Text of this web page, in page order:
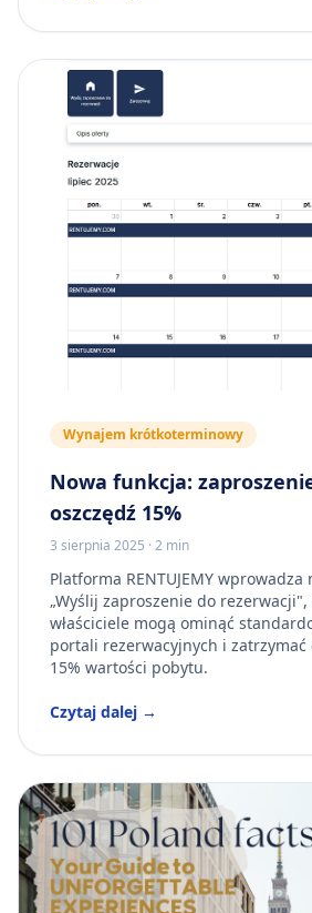
Wynajem krótkoterminowy
Nowa funkcja:
oszczędź 15%
3 sierpnia 2025 ·2 min
Platforma RENTUJEMY
„Wyślij zaproszenie do
właściciele mogą ominąć
portali rezerwacyjnych i zatrzymać
15% wartości pobytu.
Czytaj dalej →